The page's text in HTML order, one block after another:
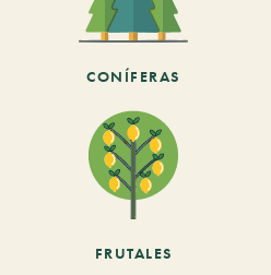
CONÍFERAS
FRUTALES